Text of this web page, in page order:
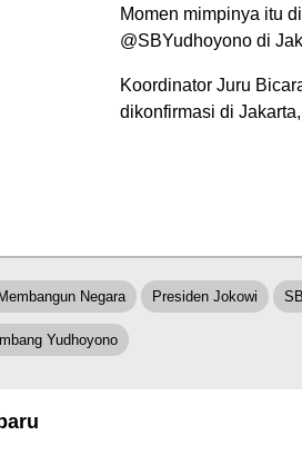
Momen mimpinya itu
@SBYudhoyono di
Koordinator Juru
dikonfirmasi di
Membangun Negara Presiden Jokowi
Yudhoyono